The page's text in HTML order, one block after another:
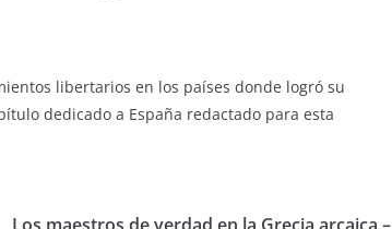
libertarios en los países donde logró su
dedicado a España redactado para esta